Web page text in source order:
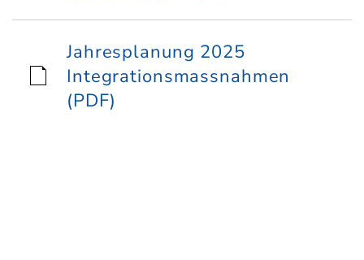
Jahresplanung 2025
Integrationsmassnahmen
(PDF)